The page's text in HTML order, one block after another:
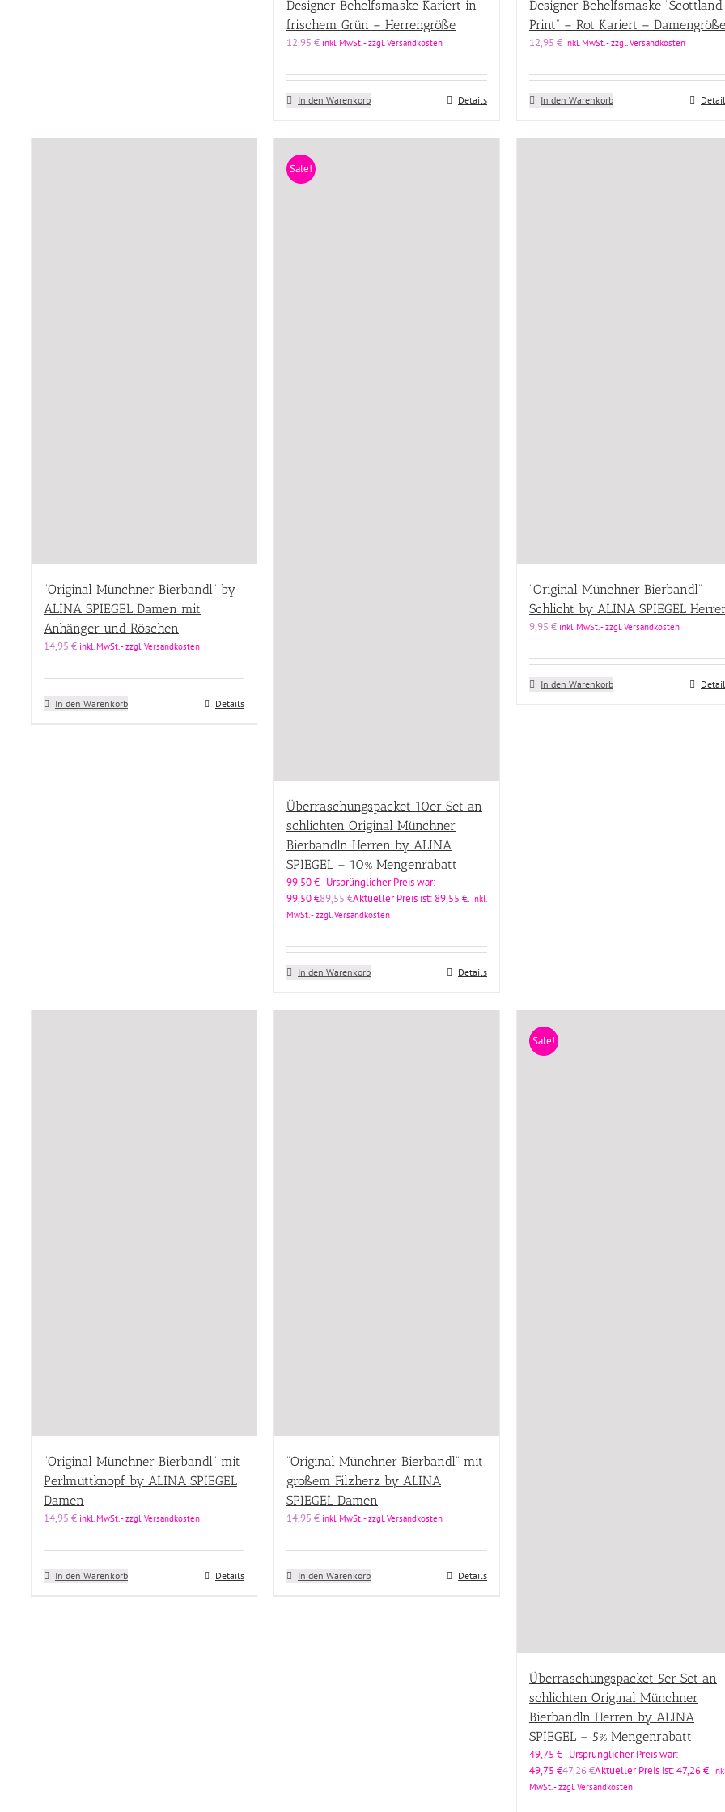
Designer Behelfsmaske Kariert in
frischem Grün – Herrengröße
12,95 € inkl. MwSt. - zzgl. Versandkosten
In den Warenkorb Details
Designer Behelfsmaske “Scottland
Print” – Rot Kariert – Damengröße
12,95 € inkl. MwSt. - zzgl. Versandkosten
In den Warenkorb
“Original Münchner Bierbandl” by
ALINA SPIEGEL Damen mit
Anhänger und Röschen
14,95 € inkl. MwSt. - zzgl. Versandkosten
In den Warenkorb Details
Sale!
Überraschungspacket 10er Set an
schlichten Original Münchner
Bierbandln Herren by ALINA
SPIEGEL – 10% Mengenrabatt
99,50€ Ursprünglicher Preis war:
99,50 €89,55 €Aktueller Preis ist: 89,55 €. inkl.
MwSt. - zzgl. Versandkosten
In den Warenkorb Details
“Original Münchner Bierbandl”
Schlicht by ALINA SPIEGEL
9,95 € inkl. MwSt. - zzgl. Versandkosten
In den Warenkorb
“Original Münchner Bierbandl” mit
Perlmuttknopf by ALINA SPIEGEL
Damen
14,95 € inkl. MwSt. - zzgl. Versandkosten
In den Warenkorb Details
“Original Münchner Bierbandl” mit
großem Filzherz by ALINA
SPIEGEL Damen
14,95 € inkl. MwSt. - zzgl. Versandkosten
In den Warenkorb Details
Sale!
Überraschungspacket 5er Set an
schlichten Original Münchner
Bierbandln Herren by ALINA
SPIEGEL – 5% Mengenrabatt
49,75€ Ursprünglicher Preis war:
49,75 €47,26€Aktueller Preis ist: 47,26 €.
MwSt. - zzgl. Versandkosten